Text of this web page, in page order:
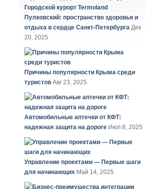
Городской курорт Termoland
Пулковский: пространство здоровья и
отдыха в сердце Санкт-Петербурга Дек
20, 2025
Причины популярности Крыма среди
туристов Авг 23, 2025
Автомобильные аптечки от КФТ:
надежная защита на дороге Июл 8, 2025
Управление проектами — Первые шаги
для начинающих Май 14, 2025